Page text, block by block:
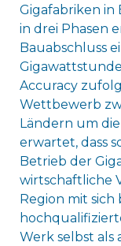
Gigafabriken in
in drei Phasen
Bauabschluss
Accuracy
Wettbewerb
Ländern um
erwartet, dass
Betrieb der
wirtschaftliche
Region mit
Werk selbst als